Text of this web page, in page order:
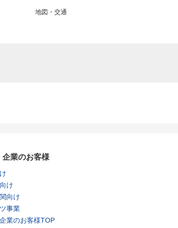
地図・交通
企業のお客様
け
向け
事業
業のお客様TOP